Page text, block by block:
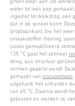
groeit weer aan. De
water tot een pap
ingedikt tot blokdrop, een
dat in de winkel komt.
dropfabrikant, die het
smaakstoffen (honing,
(zoals gemodificeerd
135 °C gaat het zetmeel
deeg, qua structuur
vormen geperst wordt.
gemaakt van maiszetmeel,
uitgehard. Het uitharden
van 65 °C. Daarna wordt
geblazen en worden ze